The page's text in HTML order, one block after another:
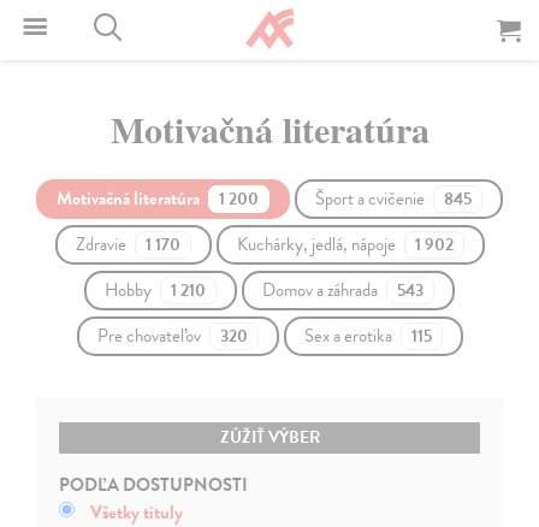
Motivačná literatúra
Motivačná literatúra 1 200 Šport a cvičenie 845
Zdravie 1 170 Kuchárky, jedlá, nápoje 1 902
Hobby 1 210 Domov a záhrada 543
Pre chovateľov 320 Sex a erotika 115
ZÚŽIŤ VÝBER
PODĽA DOSTUPNOSTI
Všetky tituly